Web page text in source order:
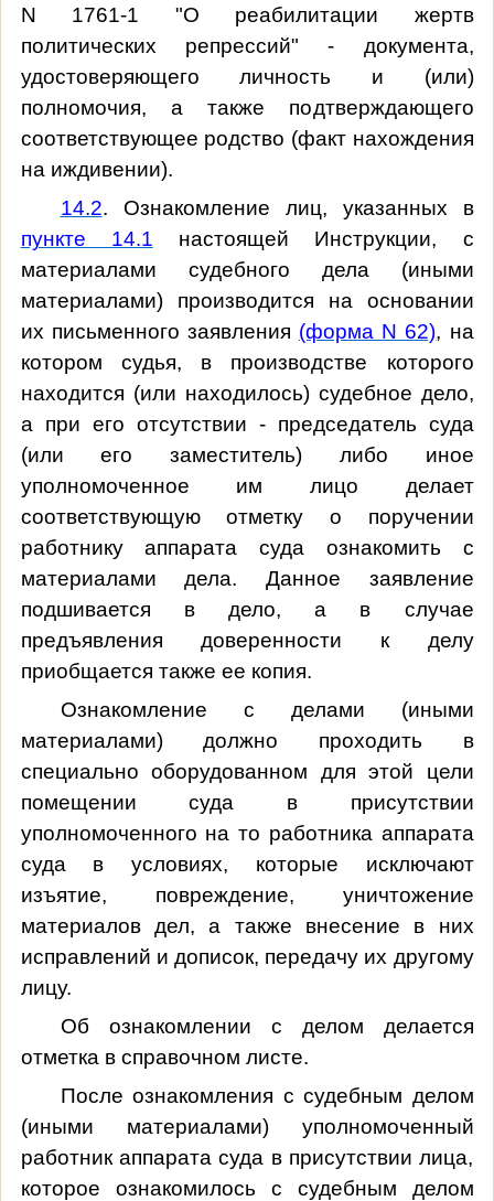
N 1761-1 "О реабилитации жертв
политических репрессий" - документа,
удостоверяющего личность и (или)
полномочия, а также подтверждающего
соответствующее родство (факт нахождения
на иждивении).
14.2. Ознакомление лиц, указанных в
пункте 14.1 настоящей Инструкции, с
материалами судебного дела (иными
материалами) производится на основании
их письменного заявления (форма N 62), на
котором судья, в производстве которого
находится (или находилось) судебное дело,
а при его отсутствии - председатель суда
(или его заместитель) либо иное
уполномоченное им лицо делает
соответствующую отметку о поручении
работнику аппарата суда ознакомить с
материалами дела. Данное заявление
подшивается в дело, а в случае
предъявления доверенности к делу
приобщается также ее копия.
Ознакомление с делами (иными
материалами) должно проходить в
специально оборудованном для этой цели
помещении суда в присутствии
уполномоченного на то работника аппарата
суда в условиях, которые исключают
изъятие, повреждение, уничтожение
материалов дел, а также внесение в них
исправлений и дописок, передачу их другому
лицу.
Об ознакомлении с делом делается
отметка в справочном листе.
После ознакомления с судебным делом
(иными материалами) уполномоченный
работник аппарата суда в присутствии лица,
которое ознакомилось с судебным делом